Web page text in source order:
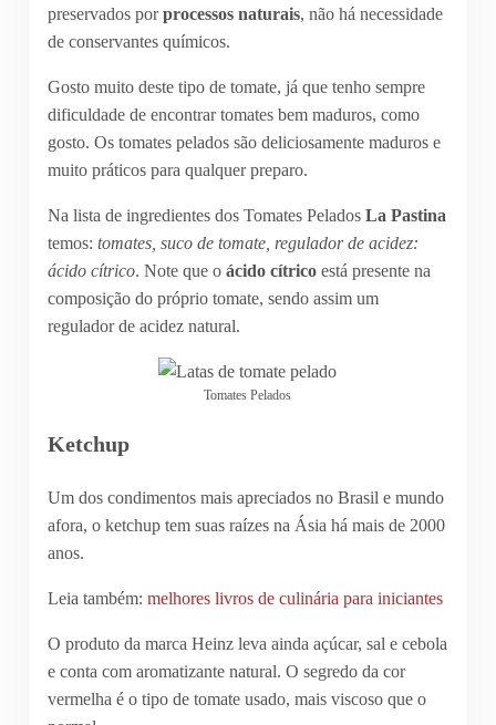
preservados porprocessos naturais, não há necessidade
de conservantes químicos.
Gosto muito deste tipo de tomate, já que tenho sempre
dificuldade de encontrar tomates bem maduros, como
gosto. Os tomates pelados são deliciosamente maduros e
muito práticos para qualquer preparo.
Na lista de ingredientes dos Tomates Pelados La Pastina
temos: tomates, suco de tomate, regulador de acidez:
ácido cítrico. Note que o ácido cítrico está presente na
composição do próprio tomate, sendo assim um
regulador de acidez natural.
Tomates Pelados
Ketchup
Um dos condimentos mais apreciados no Brasil e mundo
afora, o ketchup tem suas raízes na Ásia há mais de 2000
anos.
Leia também: melhores livros de culinária para iniciantes
O produto da marca Heinz leva ainda açúcar, sal e cebola
e conta com aromatizante natural. O segredo da cor
vermelha é o tipo de tomate usado, mais viscoso que o